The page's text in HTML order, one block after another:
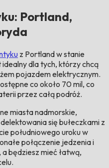
Portland,
z Portland w stanie
dla tych, którzy chcą
pojazdem elektrycznym.
co około 70 mil, co
przez całą podróż.
miasta nadmorskie,
się bułeczkami z
południowego uroku w
połączenie jedzenia i
będziesz mieć łatwą,